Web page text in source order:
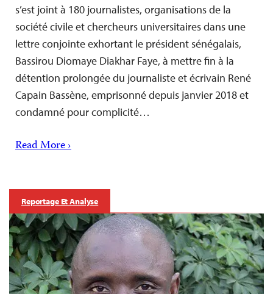
s’est joint à 180 journalistes, organisations de la
société civile et chercheurs universitaires dans une
lettre conjointe exhortant le président sénégalais,
Bassirou Diomaye Diakhar Faye, à mettre fin à la
détention prolongée du journaliste et écrivain René
Capain Bassène, emprisonné depuis janvier 2018 et
condamné pour complicité…
Read More ›
Reportage Et Analyse